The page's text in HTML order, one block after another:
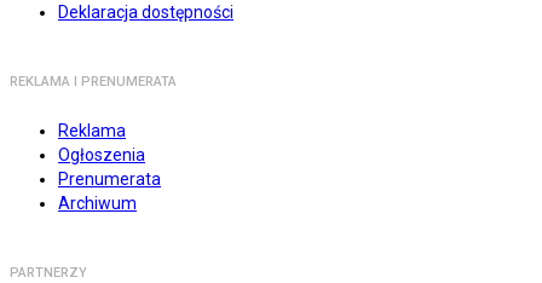
Deklaracja dostępności
REKLAMA I PRENUMERATA
Reklama
Ogłoszenia
Prenumerata
Archiwum
PARTNERZY